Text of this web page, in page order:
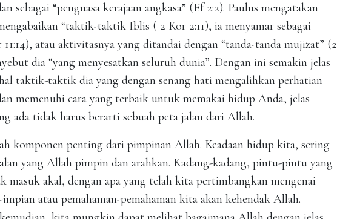
sebagai “penguasa kerajaan angkasa” (Ef 2:2). Paulus mengatakan
“taktik-taktik Iblis ( 2 Kor 2:11), ia menyamar sebagai
atau aktivitasnya yang ditandai dengan “tanda-tanda mujizat” (2
dia “yang menyesatkan seluruh dunia”. Dengan ini semakin jelas
taktik-taktik dia yang dengan senang hati mengalihkan perhatian
memenuhi cara yang terbaik untuk memakai hidup Anda, jelas
ada tidak harus berarti sebuah peta jalan dari Allah.
komponen penting dari pimpinan Allah. Keadaan hidup kita, sering
yang Allah pimpin dan arahkan. Kadang-kadang, pintu-pintu yang
masuk akal, dengan apa yang telah kita pertimbangkan mengenai
atau pemahaman-pemahaman kita akan kehendak Allah.